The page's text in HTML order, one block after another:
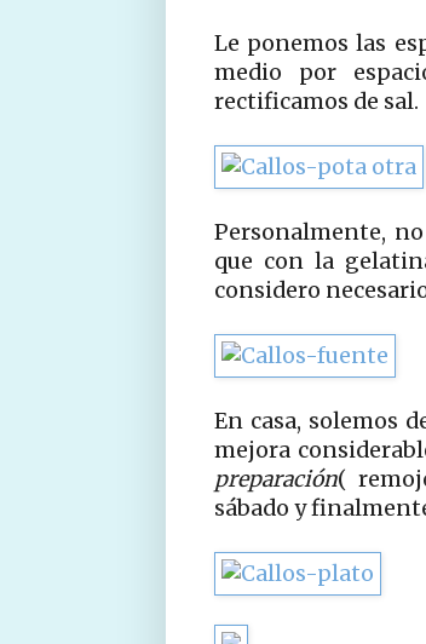
Le ponemos las
medio por
rectificamos de sal.
Personalmente,
que con la
considero
En casa, solemos
mejora
preparación(
sábado y